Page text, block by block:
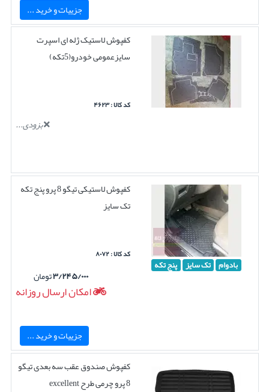
جزییات و خرید ...
کفپوش لاستیک ژله ای اسپرت
سایزعمومی خودرو(5تکه)
کد کالا : ۴۶۲۳
بزودی...
بادوام تک سایز پنج تکه
کفپوش لاستیکی تیگو 8 پرو پنج تکه
تک سایز
کد کالا : ۸۰۷۲
۳/۲۴۵/۰۰۰تومان
امکان ارسال روزانه
جزییات و خرید ...
کفپوش صندوق عقب سه بعدی تیگو
8 پرو چرمی طرح excellent